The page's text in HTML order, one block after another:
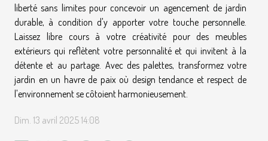
liberté sans limites pour concevoir un agencement de jardin
durable, à condition d'y apporter votre touche personnelle.
Laissez libre cours à votre créativité pour des meubles
extérieurs qui reflètent votre personnalité et qui invitent à la
détente et au partage. Avec des palettes, transformez votre
jardin en un havre de paix où design tendance et respect de
l'environnement se côtoient harmonieusement.
Dim. 13 avril 2025 14:08